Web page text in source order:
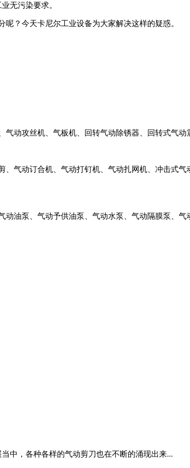
无污染要求。
？今天卡尼尔工业设备为大家解决这样的疑惑。
动攻丝机、气板机、回转气动除锈器、回转式气动
气动订合机、气动打钉机、气动扎网机、冲击式
油泵、气动予供油泵、气动水泵、气动隔膜泵、
中，各种各样的气动剪刀也在不断的涌现出来...